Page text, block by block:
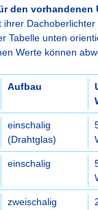
den vorhandenen
ihrer Dachoberlichter
Tabelle unten
Werte können
Aufbau
einschalig
(Drahtglas)
einschalig
zweischalig